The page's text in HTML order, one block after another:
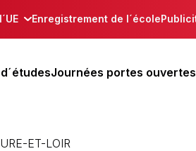
Enregistrement de l´école
Journées portes ouvertes
ET-LOIR